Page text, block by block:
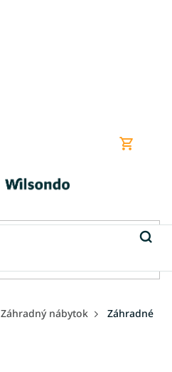
Záhradný nábytok
Záhradné